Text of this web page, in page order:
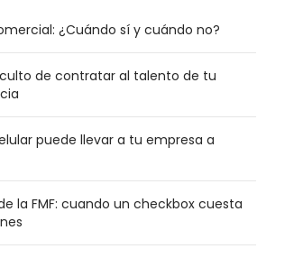
¿Cuándo sí y cuándo no?
de contratar al talento de tu
puede llevar a tu empresa a
la FMF: cuando un checkbox cuesta